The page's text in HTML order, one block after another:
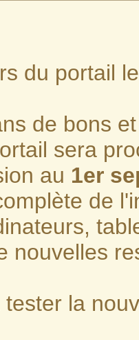
du portail
de bons
sera
au 1er
de
nouvelles
tester la